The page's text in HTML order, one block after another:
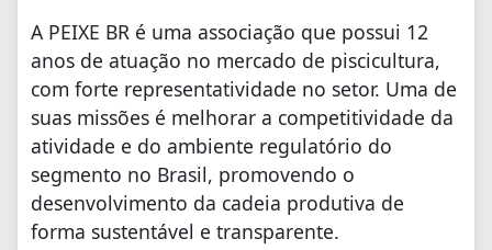
A PEIXE BR é uma associação que possui 12
anos de atuação no mercado de piscicultura,
com forte representatividade no setor. Uma de
suas missões é melhorar a competitividade da
atividade e do ambiente regulatório do
segmento no Brasil, promovendo o
desenvolvimento da cadeia produtiva de
forma sustentável e transparente.